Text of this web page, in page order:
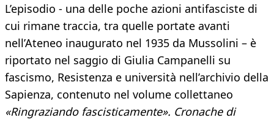
L’episodio - una delle poche azioni antifasciste di
cui rimane traccia, tra quelle portate avanti
nell’Ateneo inaugurato nel 1935 da Mussolini – è
riportato nel saggio di Giulia Campanelli su
fascismo, Resistenza e università nell’archivio della
Sapienza, contenuto nel volume collettaneo
«Ringraziando fascisticamente». Cronache di